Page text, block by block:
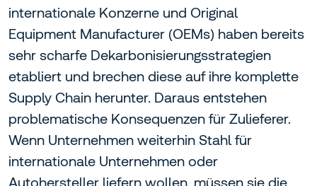
internationale Konzerne und Original
Equipment Manufacturer (OEMs) haben bereits
sehr scharfe Dekarbonisierungsstrategien
etabliert und brechen diese auf ihre komplette
Supply Chain herunter. Daraus entstehen
problematische Konsequenzen für Zulieferer.
Wenn Unternehmen weiterhin Stahl für
internationale Unternehmen oder
Autohersteller liefern wollen, müssen sie die